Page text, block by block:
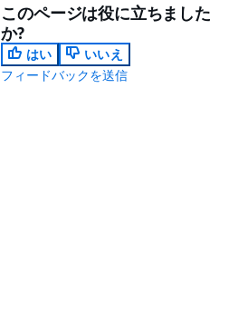
このページは役に立ちました
か?
はい
いいえ
フィードバックを送信